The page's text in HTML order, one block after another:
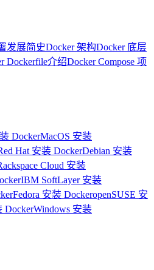
发展简史Docker 架构Docker 底层
Dockerfile介绍Docker Compose 项
DockerMacOS 安装
Hat 安装 DockerDebian 安装
Cloud 安装
IBM SoftLayer 安装
Fedora 安装 DockeropenSUSE 安
DockerWindows 安装